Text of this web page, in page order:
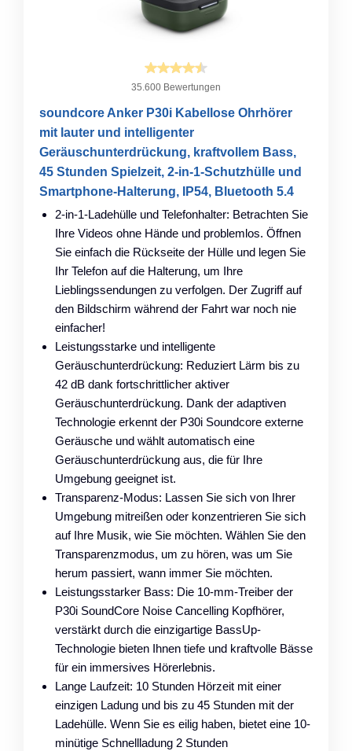
35.600 Bewertungen
soundcore Anker P30i Kabellose Ohrhörer
mit lauter und intelligenter
Geräuschunterdrückung, kraftvollem Bass,
45 Stunden Spielzeit, 2-in-1-Schutzhülle und
Smartphone-Halterung, IP54, Bluetooth 5.4
2-in-1-Ladehülle und Telefonhalter: Betrachten Sie
Ihre Videos ohne Hände und problemlos. Öffnen
Sie einfach die Rückseite der Hülle und legen Sie
Ihr Telefon auf die Halterung, um Ihre
Lieblingssendungen zu verfolgen. Der Zugriff auf
den Bildschirm während der Fahrt war noch nie
einfacher!
Leistungsstarke und intelligente
Geräuschunterdrückung: Reduziert Lärm bis zu
42 dB dank fortschrittlicher aktiver
Geräuschunterdrückung. Dank der adaptiven
Technologie erkennt der P30i Soundcore externe
Geräusche und wählt automatisch eine
Geräuschunterdrückung aus, die für Ihre
Umgebung geeignet ist.
Transparenz-Modus: Lassen Sie sich von Ihrer
Umgebung mitreißen oder konzentrieren Sie sich
auf Ihre Musik, wie Sie möchten. Wählen Sie den
Transparenzmodus, um zu hören, was um Sie
herum passiert, wann immer Sie möchten.
Leistungsstarker Bass: Die 10-mm-Treiber der
P30i SoundCore Noise Cancelling Kopfhörer,
verstärkt durch die einzigartige BassUp-
Technologie bieten Ihnen tiefe und kraftvolle Bässe
für ein immersives Hörerlebnis.
Lange Laufzeit: 10 Stunden Hörzeit mit einer
einzigen Ladung und bis zu 45 Stunden mit der
Ladehülle. Wenn Sie es eilig haben, bietet eine 10-
minütige Schnellladung 2 Stunden